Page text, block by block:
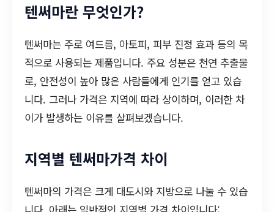
텐써마란 무엇인가?
텐써마는 주로 여드름, 아토피, 피부 진정 효과 등의 목
적으로 사용되는 제품입니다. 주요 성분은 천연 추출물
로, 안전성이 높아 많은 사람들에게 인기를 얻고 있습
니다. 그러나 가격은 지역에 따라 상이하며, 이러한 차
이가 발생하는 이유를 살펴보겠습니다.
지역별 텐써마가격 차이
텐써마의 가격은 크게 대도시와 지방으로 나눌 수 있습